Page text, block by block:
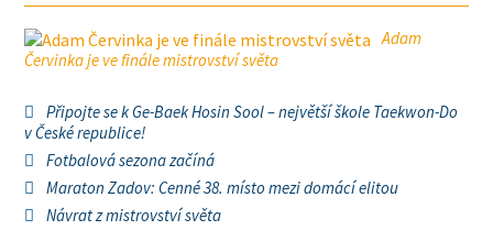
Adam
Červinka je ve finále mistrovství světa
Připojte se k Ge-Baek Hosin Sool – největší škole Taekwon-Do
v České republice!
Fotbalová sezona začíná
Maraton Zadov: Cenné 38. místo mezi domácí elitou
Návrat z mistrovství světa